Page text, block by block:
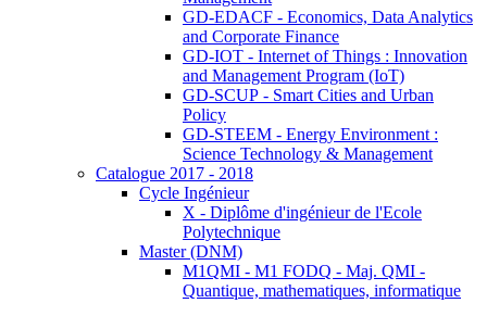
GD-EDACF - Economics, Data Analytics
and Corporate Finance
GD-IOT - Internet of Things : Innovation
and Management Program (IoT)
GD-SCUP - Smart Cities and Urban
Policy
GD-STEEM - Energy Environment :
Science Technology & Management
Catalogue 2017 - 2018
Cycle Ingénieur
X - Diplôme d'ingénieur de l'Ecole
Polytechnique
Master (DNM)
M1QMI - M1 FODQ - Maj. QMI -
Quantique, mathematiques, informatique